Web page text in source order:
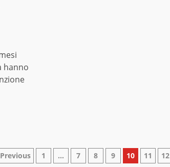
hanno
Paginazione
Previous 1 … 7 8 9 10 11 12